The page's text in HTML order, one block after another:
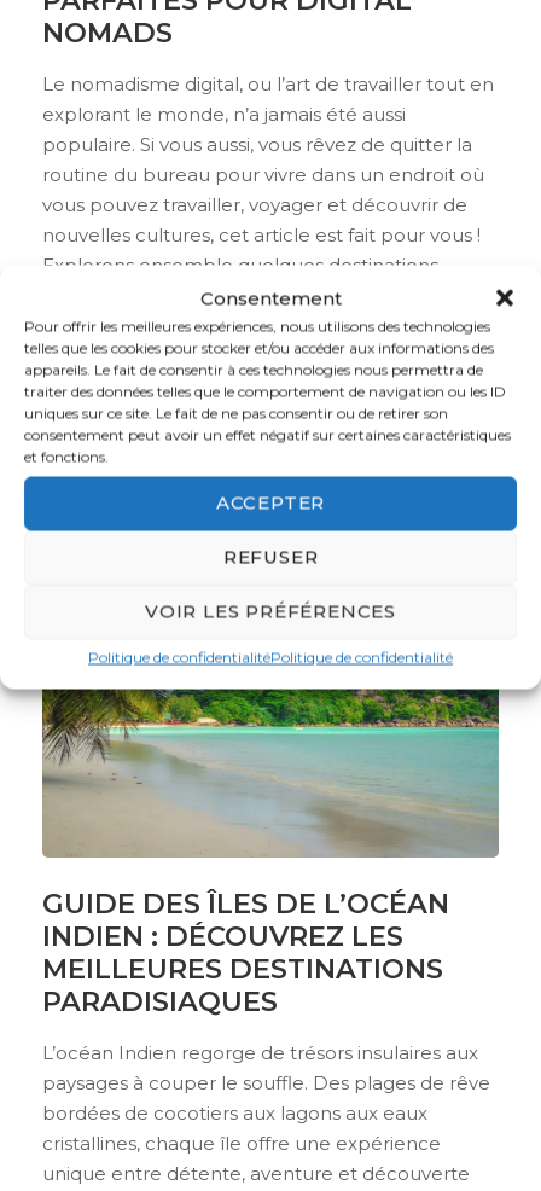
Consentement
Pour offrir les meilleures expériences, nous utilisons des technologies
telles que les cookies pour stocker et/ou accéder aux informations des
appareils. Le fait de consentir à ces technologies nous permettra de
traiter des données telles que le comportement de navigation ou les ID
uniques sur ce site. Le fait de ne pas consentir ou de retirer son
consentement peut avoir un effet négatif sur certaines caractéristiques
et fonctions.
ACCEPTER
REFUSER
VOIR LES PRÉFÉRENCES
Politique de confidentialitéPolitique de confidentialité
NOMADS
Le nomadisme digital, ou l’art de travailler tout en
explorant le monde, n’a jamais été aussi
populaire. Si vous aussi, vous rêvez de quitter la
routine du bureau pour vivre dans un endroit où
vous pouvez travailler, voyager et découvrir de
nouvelles cultures, cet article est fait pour vous !
Explorons ensemble quelques destinations
Voir plus
GUIDE DES ÎLES DE L’OCÉAN
INDIEN : DÉCOUVREZ LES
MEILLEURES DESTINATIONS
PARADISIAQUES
L’océan Indien regorge de trésors insulaires aux
paysages à couper le souffle. Des plages de rêve
bordées de cocotiers aux lagons aux eaux
cristallines, chaque île offre une expérience
unique entre détente, aventure et découverte